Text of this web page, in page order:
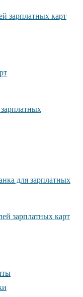
зарплатных карт
для зарплатных
зарплатных карт